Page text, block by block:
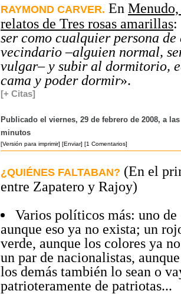
RAYMOND CARVER. En
relatos de Tres rosas amarillas:
ser como cualquier persona de
vecindario –alguien normal,
vulgar– y subir al dormitorio,
cama y poder dormir».
[+ Citas]
Publicado el viernes, 29 de febrero de 2008, a
minutos
[Versión para imprimir] [Enviar] [1 Comentarios]
¿QUIÉNES FALTABAN? (En el
entre Zapatero y Rajoy)
Varios políticos más: uno de
aunque eso ya no exista; un
verde, aunque los colores ya
un par de nacionalistas,
los demás también lo sean o
patrioteramente de patriotas...